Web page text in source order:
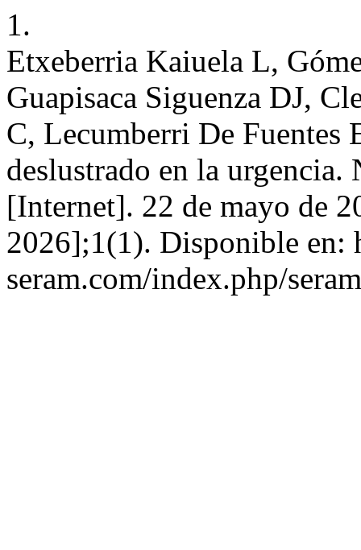
1.
Etxeberria Kaiuela L,
Guapisaca Siguenza DJ,
C, Lecumberri De Fuentes
deslustrado en la
[Internet]. 22 de mayo de
2026];1(1). Disponible en:
seram.com/index.php/